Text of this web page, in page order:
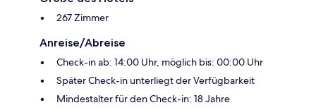
267 Zimmer
Anreise/Abreise
Check-in ab: 14:00 Uhr, möglich bis: 00:00 Uhr
Später Check-in unterliegt der Verfügbarkeit
Mindestalter für den Check-in: 18 Jahre